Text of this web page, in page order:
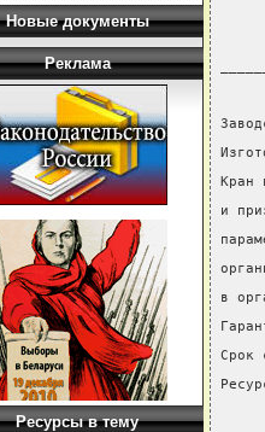
Новые документы
Реклама
Ресурсы в тему
Кран
и
в
Срок